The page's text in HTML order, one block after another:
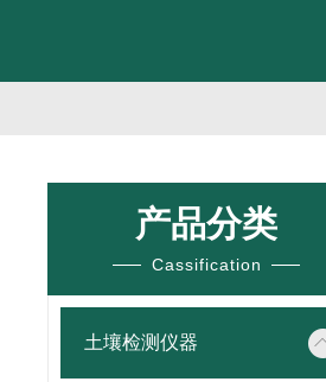
产品分类
Cassification
土壤检测仪器